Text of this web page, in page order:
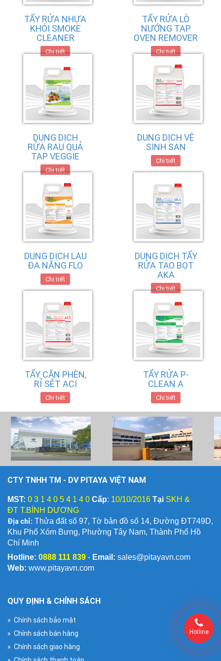
TẨY RỬA NHỰA
KHÓI SMOKE
CLEANER
Chi tiết
TẨY RỬA LÒ
NƯỚNG TAP
OVEN REMOVER
Chi tiết
DUNG DỊCH
RỬA RAU QUẢ
TAP VEGGIE
Chi tiết
DUNG DỊCH VỆ
SINH SAN
Chi tiết
DUNG DỊCH LAU
ĐA NĂNG FLO
Chi tiết
DUNG DỊCH TẨY
RỬA TẠO BỌT
AKA
Chi tiết
TẨY CẶN PHÈN,
RỈ SÉT ACI
Chi tiết
TẨY RỬA P-
CLEAN A
Chi tiết
CTY TNHH TM - DV PITAYA VIỆT NAM
MST: 0 3 1 4 0 5 4 1 4 0 Cấp: 10/10/2016 Tại SKH &
ĐT T.BÌNH DƯƠNG
Địa chỉ: Thửa đất số 97, Tờ bản đồ số 14, Đường ĐT749D,
Khu Phố Xóm Bưng, Phường Tây Nam, Thành Phố Hồ
Chí Minh
Hotline: 0888 111 839 - Email: sales@pitayavn.com
Web: www.pitayavn.com
QUY ĐỊNH & CHÍNH SÁCH
» Chính sách bảo mật
» Chính sách bán hàng
» Chính sách giao hàng
Hotline